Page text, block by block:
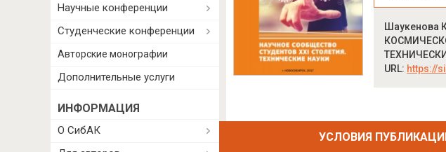
Шаукенова
URL: https://
УСЛОВИЯ
Научные конференции
Студенческие конференции
Авторские монографии
Дополнительные услуги
ИНФОРМАЦИЯ
О СибАК